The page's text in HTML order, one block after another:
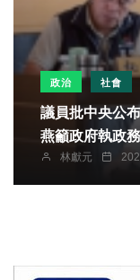
政治 社會
議員批中央公布公
燕籲政府執政
林獻元